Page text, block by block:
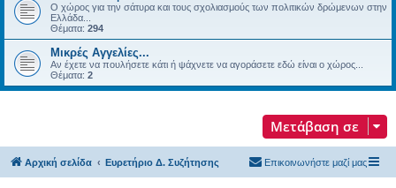
Ο χώρος για την σάτυρα και τους σχολιασμούς των πολιτικών δρώμενων στην
Ελλάδα...
Θέματα: 294
Μικρές Αγγελίες...
Αν έχετε να πουλήσετε κάτι ή ψάχνετε να αγοράσετε εδώ είναι ο χώρος...
Θέματα: 2
Μετάβαση σε
Αρχική σελίδα Ευρετήριο Δ. Συζήτησης Επικοινωνήστε μαζί μας